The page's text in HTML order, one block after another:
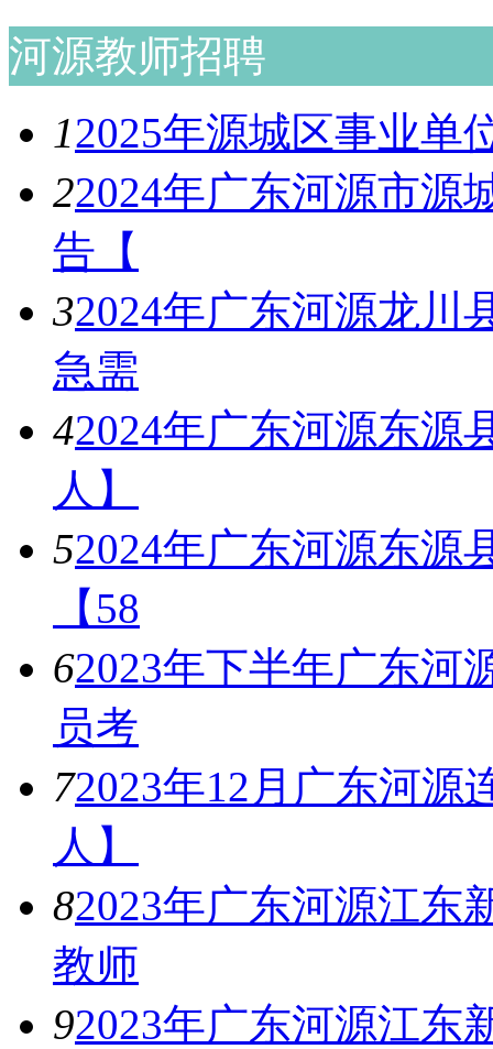
河源教师招聘
12025年源城区事业单
22024年广东河源市源
告【
32024年广东河源龙川
急需
42024年广东河源东源
人】
52024年广东河源东源
【58
62023年下半年广东河
员考
72023年12月广东河源
人】
82023年广东河源江东
教师
92023年广东河源江东